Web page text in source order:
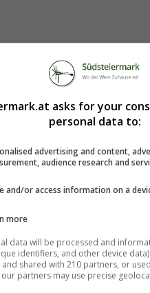
asks for your
personal data to:
advertising and content,
audience research and
and/or access information on a
more
data will be processed and
identifiers, and other device
and shared with 210 partners, or
our partners may use precise